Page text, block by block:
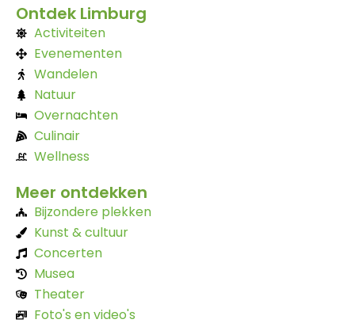
Ontdek Limburg
Activiteiten
Evenementen
Wandelen
Natuur
Overnachten
Culinair
Wellness
Meer ontdekken
Bijzondere plekken
Kunst & cultuur
Concerten
Musea
Theater
Foto's en video's